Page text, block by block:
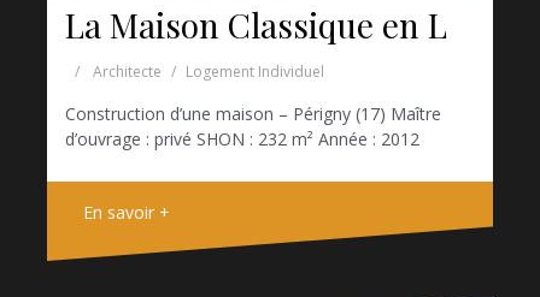
La Maison Classique en L
Architecte Logement Individuel
Construction d’une maison – Périgny (17) Maître
d’ouvrage : privé SHON : 232 m² Année : 2012
En savoir +